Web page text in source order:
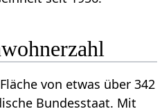
von etwas über 342
Bundesstaat. Mit